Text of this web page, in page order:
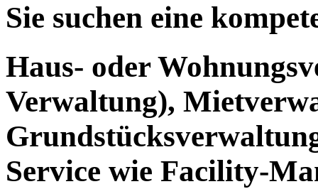
Sie suchen eine
Haus- oder
Verwaltung),
Service wie Facility-